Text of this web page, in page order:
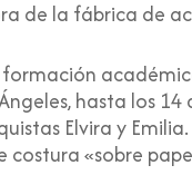
de la fábrica de
formación
hasta los
Elvira y
costura «sobre